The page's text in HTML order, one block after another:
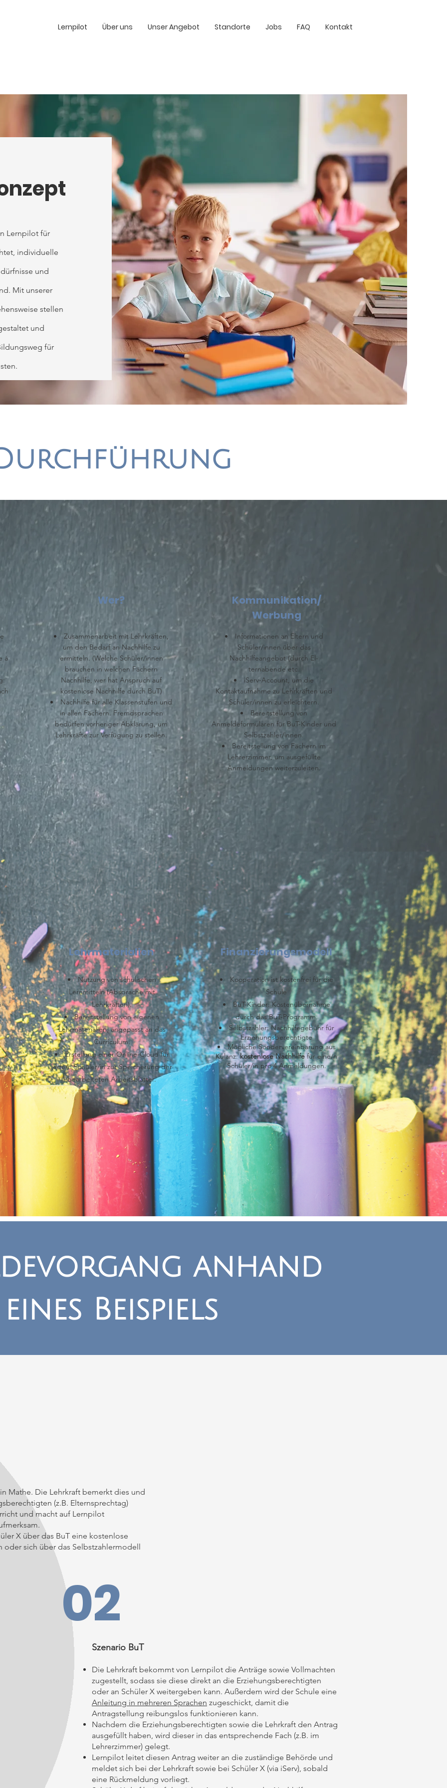
Lernpilot Über uns Unser Angebot Standorte Jobs FAQ Kontakt
Lernpilot für
individuelle
und
Mit unserer
stellen
und
für
à
Wer?
Zusammenarbeit mit Lehrkräften,
um den Bedarf an Nachhilfe zu
ermitteln. (Welche Schüler/innen
brauchen in welchen Fächern
Nachhilfe, wer hat Anspruch auf
kostenlose Nachhilfe durch BuT)
Nachhilfe für alle Klassenstufen und
in allen Fächern. Fremdsprachen
bedürfen vorheriger Abklärung, um
Lehrkräfte zur Verfügung zu stellen.
Kommunikation/
Werbung
Informationen an Eltern und
Schüler/innen über das
Nachhilfeangebot (durch El-
ternabende etc.
iServ-Account, um die
Kontaktaufnahme zu Lehrkräften und
Schüler/innen zu erleichtern.
Bereitstellung von
Anmeldeformularen für BuT-Kinder und
Selbstzahler/innen.
Bereitstellung von Fächern im
Lehrerzimmer, um ausgefüllte
Anmeldungen weiterzuleiten.
Lehrmaterialien
Nutzung von schulischen
Lernmitteln (Absprache mit
Lehrkräften).
Bereitstellung von eigenen
Lehrmaterialien, angepasst an das
Curriculum.
Erstellung einer Online-Cloud für
jede/n Schüler/in zur Speicherung der
bearbeiteten Arbeitsblätter.
Finanzierungsmodell
Kooperation ist kostenfrei für die
Schule
BuT-Kinder: Kostenübernahme
durch das BuT-Programm.
Selbstzahler: Nachhilfegebühr für
Erziehungsberechtigte
​Mögliche Sondervereinbarung aus
Kulanz:kostenlose Nachhilfefür eine/n
Schüler/in pro 4 Anmeldungen.
anhand
eines Beispiels
Mathe. Die Lehrkraft bemerkt dies und
(z.B. Elternsprechtag)
und macht auf Lernpilot
X über das BuT eine kostenlose
oder sich über das Selbstzahlermodell
02
Szenario BuT
Die Lehrkraft bekommt von Lernpilot die Anträge sowie Vollmachten
zugestellt, sodass sie diese direkt an die Erziehungsberechtigten
oder an Schüler X weitergeben kann. Außerdem wird der Schule eine
Anleitung in mehreren Sprachen zugeschickt, damit die
Antragstellung reibungslos funktionieren kann.
Nachdem die Erziehungsberechtigten sowie die Lehrkraft den Antrag
ausgefüllt haben, wird dieser in das entsprechende Fach (z.B. im
Lehrerzimmer) gelegt.
Lernpilot leitet diesen Antrag weiter an die zuständige Behörde und
meldet sich bei der Lehrkraft sowie bei Schüler X (via iServ), sobald
eine Rückmeldung vorliegt.